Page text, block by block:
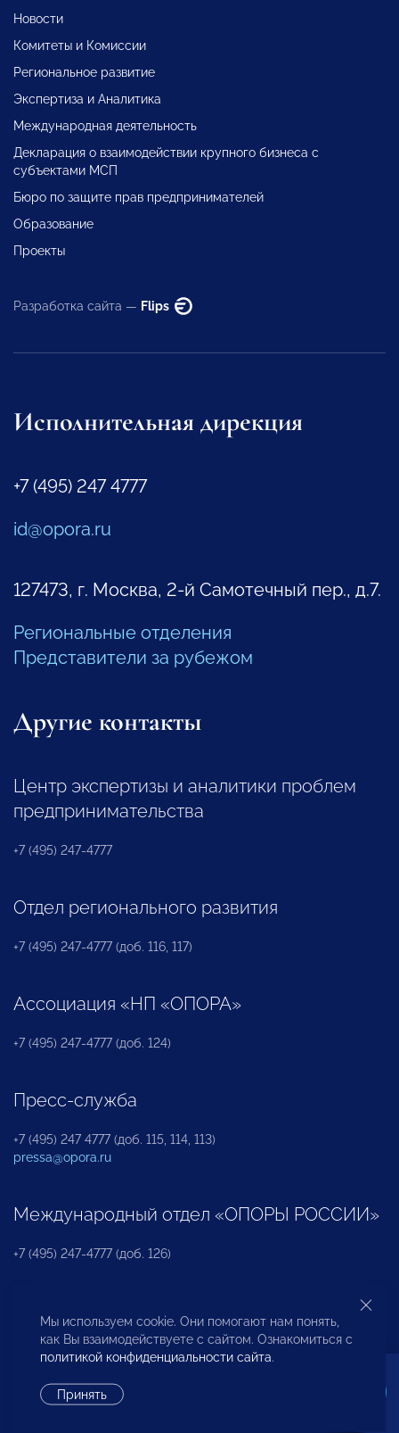
Новости
Комитеты и Комиссии
Региональное развитие
Экспертиза и Аналитика
Международная деятельность
Декларация о взаимодействии крупного бизнеса с
субъектами МСП
Бюро по защите прав предпринимателей
Образование
Проекты
Разработка сайта — Flips
Исполнительная дирекция
+7 (495) 247 4777
id@opora.ru
127473, г. Москва, 2-й Самотечный пер., д.7.
Региональные отделения
Представители за рубежом
Другие контакты
Центр экспертизы и аналитики проблем
предпринимательства
+7 (495) 247-4777
Отдел регионального развития
+7 (495) 247-4777 (доб. 116, 117)
Ассоциация «НП «ОПОРА»
+7 (495) 247-4777 (доб. 124)
Пресс-служба
+7 (495) 247 4777 (доб. 115, 114, 113)
pressa@opora.ru
Международный отдел «ОПОРЫ РОССИИ»
+7 (495) 247-4777 (доб. 126)
Бюро по защите прав предпринимателей и
инвесторов
Мы используем cookie. Они помогают нам понять,
как Вы взаимодействуете с сайтом. Ознакомиться с
политикой конфиденциальности сайта.
Принять